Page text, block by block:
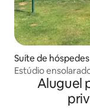
Suíte de hóspedes
Estúdio
pessoasAluguel